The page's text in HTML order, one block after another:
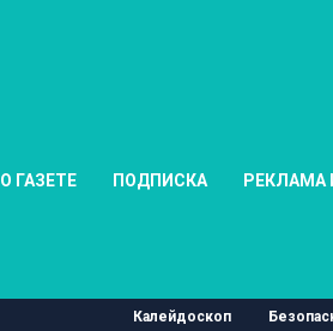
О ГАЗЕТЕ ПОДПИСКА РЕКЛАМА
Калейдоскоп